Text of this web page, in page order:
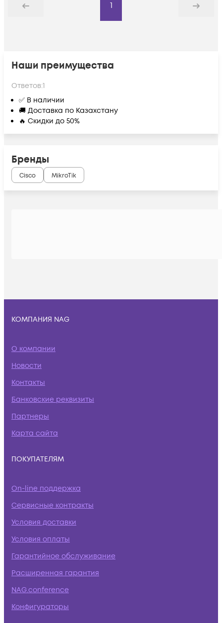
Назад
1
Дальше
Наши преимущества
Ответов:1
✅ В наличии
🚚 Доставка по Казахстану
🔥 Скидки до 50%
Бренды
Cisco MikroTik
КОМПАНИЯ NAG
О компании
Новости
Контакты
Банковские реквизиты
Партнеры
Карта сайта
ПОКУПАТЕЛЯМ
On-line поддержка
Сервисные контракты
Условия доставки
Условия оплаты
Гарантийное обслуживание
Расширенная гарантия
NAG.conference
Конфигураторы